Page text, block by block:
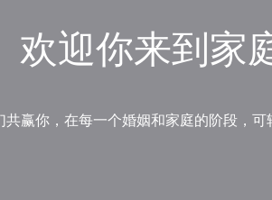
欢迎你来到家
共赢你，在每一个婚姻和家庭的阶段，可